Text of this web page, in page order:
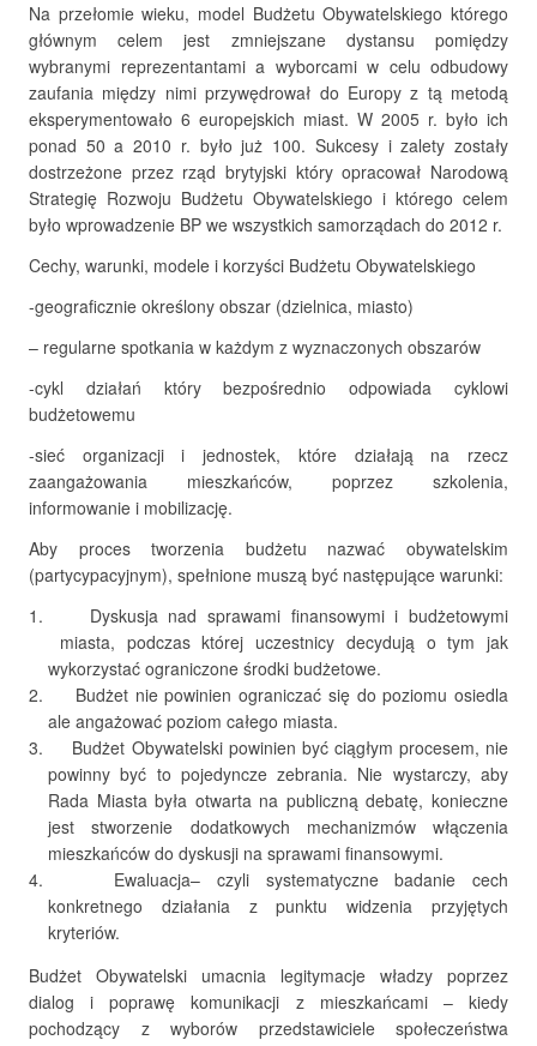
Na przełomie wieku, model Budżetu Obywatelskiego którego
głównym celem jest zmniejszane dystansu pomiędzy
wybranymi reprezentantami a wyborcami w celu odbudowy
zaufania między nimi przywędrował do Europy z tą metodą
eksperymentowało 6 europejskich miast. W 2005 r. było ich
ponad 50 a 2010 r. było już 100. Sukcesy i zalety zostały
dostrzeżone przez rząd brytyjski który opracował Narodową
Strategię Rozwoju Budżetu Obywatelskiego i którego celem
było wprowadzenie BP we wszystkich samorządach do 2012 r.
Cechy, warunki, modele i korzyści Budżetu Obywatelskiego
-geograficznie określony obszar (dzielnica, miasto)
– regularne spotkania w każdym z wyznaczonych obszarów
-cykl działań który bezpośrednio odpowiada cyklowi
budżetowemu
-sieć organizacji i jednostek, które działają na rzecz
zaangażowania mieszkańców, poprzez szkolenia,
informowanie i mobilizację.
Aby proces tworzenia budżetu nazwać obywatelskim
(partycypacyjnym), spełnione muszą być następujące warunki:
Dyskusja nad sprawami finansowymi i budżetowymi
miasta, podczas której uczestnicy decydują o tym jak
wykorzystać ograniczone środki budżetowe.
Budżet nie powinien ograniczać się do poziomu osiedla
ale angażować poziom całego miasta.
Budżet Obywatelski powinien być ciągłym procesem, nie
powinny być to pojedyncze zebrania. Nie wystarczy, aby
Rada Miasta była otwarta na publiczną debatę, konieczne
jest stworzenie dodatkowych mechanizmów włączenia
mieszkańców do dyskusji na sprawami finansowymi.
Ewaluacja– czyli systematyczne badanie cech
konkretnego działania z punktu widzenia przyjętych
kryteriów.
Budżet Obywatelski umacnia legitymacje władzy poprzez
dialog i poprawę komunikacji z mieszkańcami – kiedy
pochodzący z wyborów przedstawiciele społeczeństwa